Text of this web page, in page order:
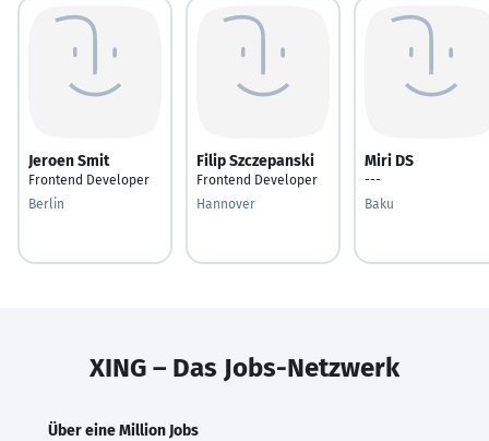
Jeroen Smit
Frontend Developer
Berlin
Filip Szczepanski
Frontend Developer
Hannover
Miri DS
---
Baku
XING – Das Jobs-Netzwerk
Über eine Million Jobs